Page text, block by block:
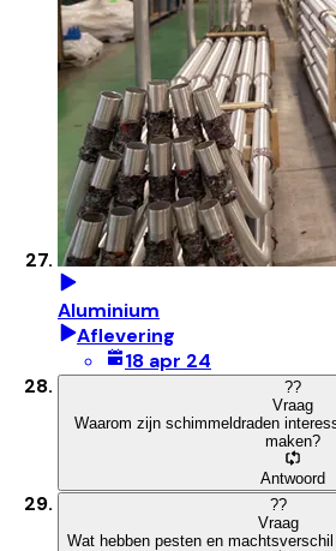
Aluminium
Aflevering
18 apr 24
??
Vraag
Waarom zijn schimmeldraden
maken?
Antwoord
??
Vraag
Wat hebben pesten en